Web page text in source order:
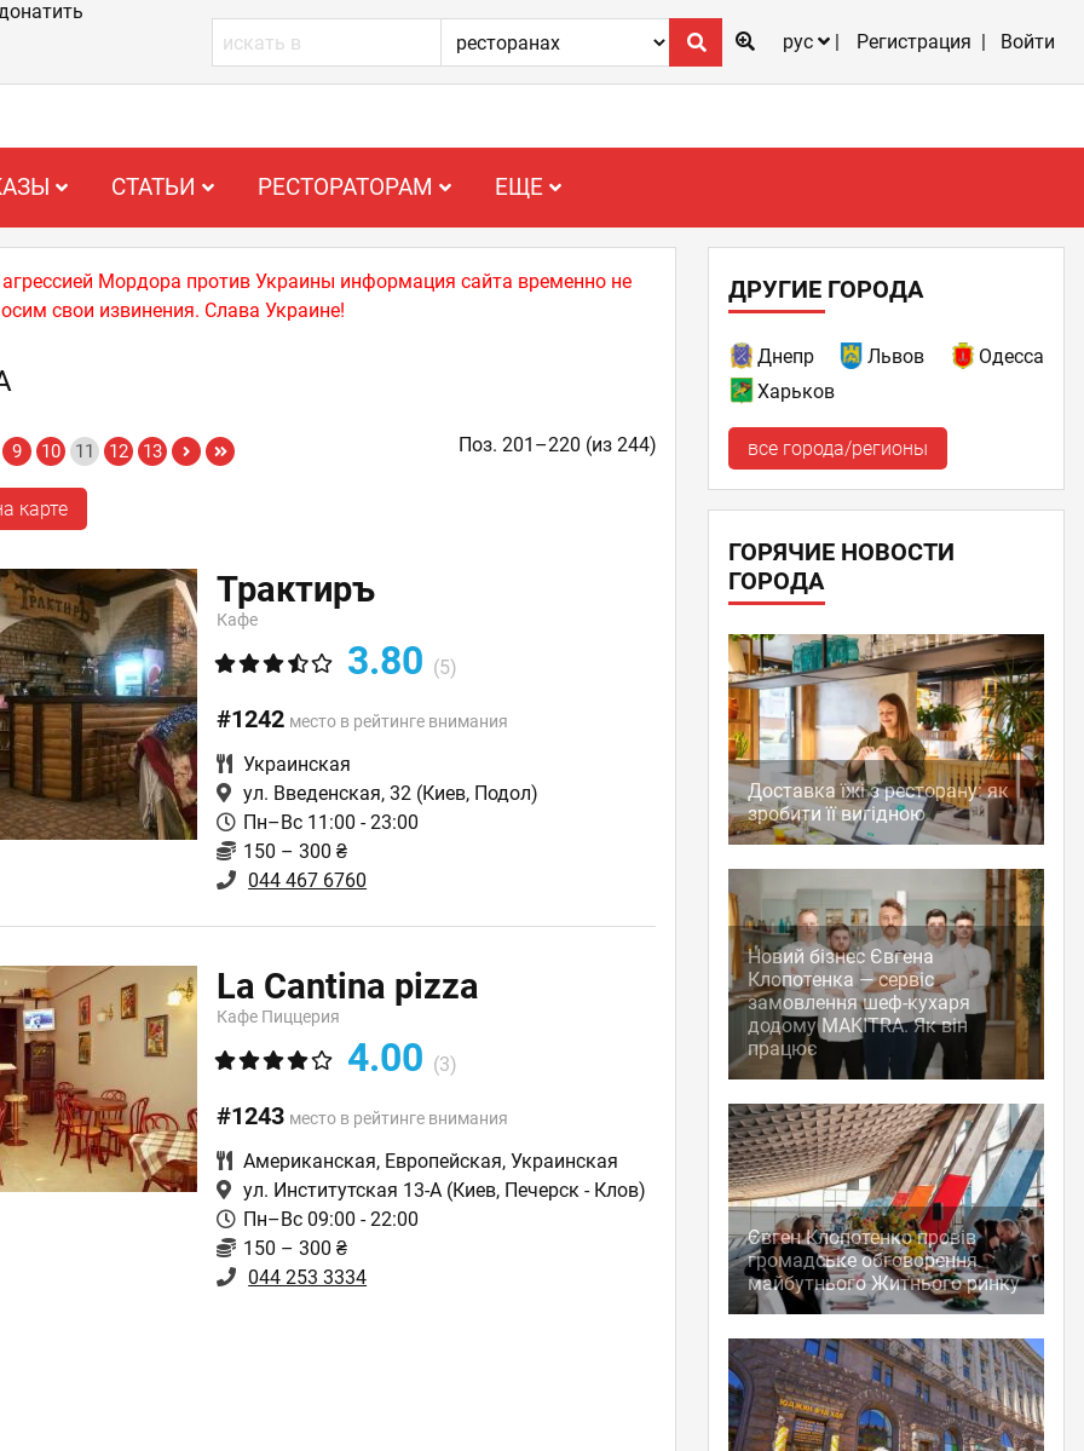
рус
Регистрация Войти
СТАТЬИ РЕСТОРАТОРАМ ЕЩЕ
агрессией Мордора против Украины информация сайта временно не
свои извинения. Слава Украине!
Поз. 201–220 (из 244)
9 10 11 12 13
карте
Трактиръ
Кафе
3.80 (5)
#1242 место в рейтинге внимания
Украинская
ул. Введенская, 32 (Киев, Подол)
Пн–Вс 11:00 - 23:00
150 – 300 ₴
044 467 6760
La Cantina pizza
Кафе Пиццерия
4.00 (3)
#1243 место в рейтинге внимания
Американская, Европейская,Украинская
ул. Институтская 13-А (Киев, Печерск - Клов)
Пн–Вс 09:00 - 22:00
150 – 300 ₴
044 253 3334
ДРУГИЕ ГОРОДА
Днепр Львов
Одесса
Харьков
все города/регионы
ГОРЯЧИЕ НОВОСТИ
ГОРОДА
Доставка їжі з ресторану: як
зробити її вигідною
Новий бізнес Євгена
Клопотенка — сервіс
замовлення шеф-кухаря
додому MAKITRA. Як він
працює
Євген Клопотенко провів
громадське обговорення
майбутнього Житнього ринку